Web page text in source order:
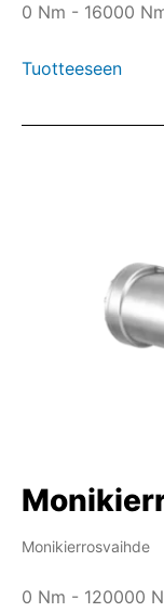
0 Nm - 16000
Tuotteeseen
Monikierrosvaihde
0 Nm - 120000